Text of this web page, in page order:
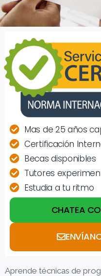
Aprende técnicas de
Mas de 25 años
Certificación
Becas disponibles
Tutores
Estudia a tu ritmo
CHATEA